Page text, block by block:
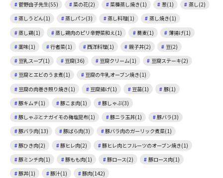
菅野由子先生(55)
菜の花(2) 菜種蒸し焼き(1) 葱(1)
蒸し(2)
蒸しうどん(1)
蒸しパン(3) 蒸し料理(1)
蒸し焼き(1)
蒸し鶏(1)
蒸し鶏肉のピリ辛野菜和え(1) 蕎麦(1)
薄揚げ(1)
薬味(1)
行者菜(1) 西洋料理(1) 親子丼(2)
豆(2)
豆乳スープ(1)
豆腐(36) 豆腐クリーム(1)
豆腐ステーキ(2)
豆腐とエビのうま煮(1)
豆腐の牛乳オーブン焼き(1)
豆腐の肉巻き照り焼き(1)
豆腐揚げ(1) 豆苗(1)
豚(1)
豚キムチ(1)
豚こま肉(1)
豚しゃぶ(3)
豚しゃぶとナガイモの梅塩昆布(1)
豚ニラ玉丼(1)
豚バラ(3)
豚バラ肉(13)
豚ばら肉(3)
豚バラ肉のガーリック煮菜(1)
豚ひき肉(2)
豚ヒレ肉(2)
豚ヒレ肉とフルーツのオーブン焼き(1)
豚ミンチ肉(1)
豚もも肉(1) 豚ロース(2)
豚ロース肉(1)
豚丼(1)
豚汁(1)
豚肉(142)